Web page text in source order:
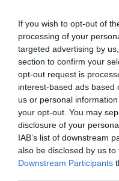
If you wish to opt-out of
processing of your
targeted advertising by
section to confirm your
opt-out request is
interest-based ads based
us or personal
your opt-out. You may
disclosure of your
IAB’s list of downstream
also be disclosed by us
Downstream Participants
Καινοτομία και
Από το 1975, η
προϊόντα που
των παιδιών
αφουγκράζεται